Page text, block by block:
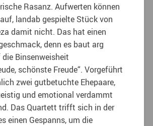
Rasanz. Aufwerten können
landab gespielte Stück von
damit nicht. Das hat einen
denn es baut arg
Binsenweisheit
schönste Freude“. Vorgeführt
zwei gutbetuchte Ehepaare,
und emotional verdammt
Das Quartett trifft sich in der
einen Gespanns, um die